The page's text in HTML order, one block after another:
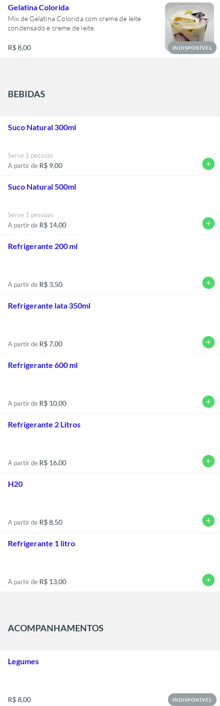
Gelatina Colorida
Mix de Gelatina Colorida com creme de leite
condensado e creme de leite.
R$ 8,00 INDISPONÍVEL
BEBIDAS
Suco Natural 300ml
Serve 1 pessoas
A partir de R$ 9,00 add
Suco Natural 500ml
Serve 1 pessoas
A partir de R$ 14,00 add
Refrigerante 200 ml
A partir de R$ 3,50 add
Refrigerante lata 350ml
A partir de R$ 7,00 add
Refrigerante 600 ml
A partir de R$ 10,00 add
Refrigerante 2 Litros
A partir de R$ 16,00 add
H20
A partir de R$ 8,50 add
Refrigerante 1 litro
A partir de R$ 13,00 add
ACOMPANHAMENTOS
Legumes
R$ 8,00 INDISPONÍVEL